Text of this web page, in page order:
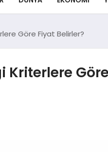
Göre Fiyat Belirler?
Kriterlere